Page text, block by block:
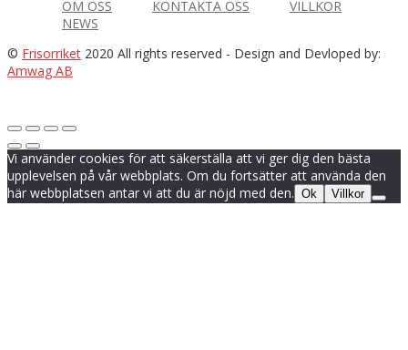
OM OSS KONTAKTA OSS
VILLKOR
NEWS
© Frisorriket 2020 All rights reserved - Design and Devloped by:
Amwag AB
Vi använder cookies för att säkerställa att vi ger dig den bästa
upplevelsen på vår webbplats. Om du fortsätter att använda den
här webbplatsen antar vi att du är nöjd med den. Ok Villkor